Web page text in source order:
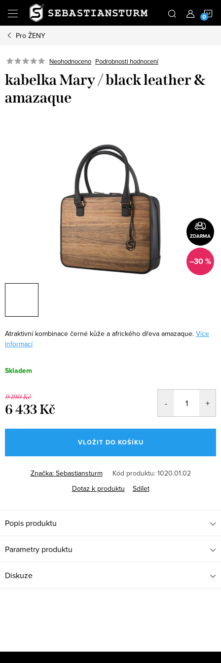
obsah
Pro ŽENY
Neohodnoceno Podrobnosti hodnocení
kabelka Mary / black leather &
amazaque
ZDARMA
–30 %
Atraktivní kombinace černé kůže a afrického dřeva amazaque. Více
informací
Skladem
9 190 Kč
6 433 Kč
cena:
VLOŽIT DO KOŠÍKU
Značka: Sebastiansturm Kód produktu: 1020.01.02
Dotaz k produktu
Sdílet
Popis produktu
Parametry produktu
Diskuze